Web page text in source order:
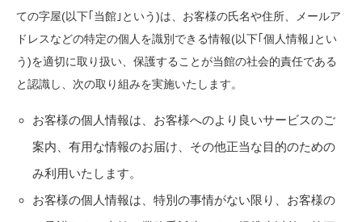
ての字屋(以下｢当館｣という)は、お客様の氏名や住所、メールア
ドレスなどの特定の個人を識別できる情報(以下｢個人情報｣とい
う)を適切に取り扱い、保護することが当館の社会的責任である
と認識し、次の取り組みを実施いたします。
お客様の個人情報は、お客様へのより良いサービスのご
案内、有用な情報のお届け、その他正当な目的のための
み利用いたします。
お客様の個人情報は、特別の事情がない限り、お客様の